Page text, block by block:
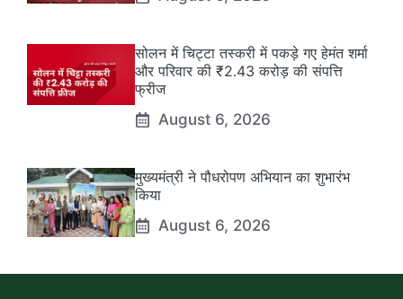
सोलन में चिट्टा तस्करी में पकड़े गए हेमंत शर्मा
और परिवार की ₹2.43 करोड़ की संपत्ति
फ्रीज
August 6, 2026
मुख्यमंत्री ने पौधरोपण अभियान का शुभारंभ
किया
August 6, 2026